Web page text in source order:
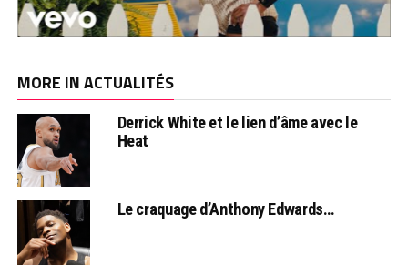
MORE IN ACTUALITÉS
Derrick White et le lien d’âme avec le
Heat
Le craquage d’Anthony Edwards…